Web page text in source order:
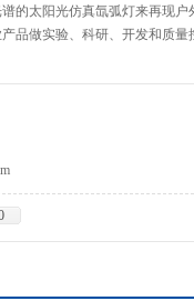
的太阳光仿真氙弧灯来再现户
品做实验、科研、开发和质量